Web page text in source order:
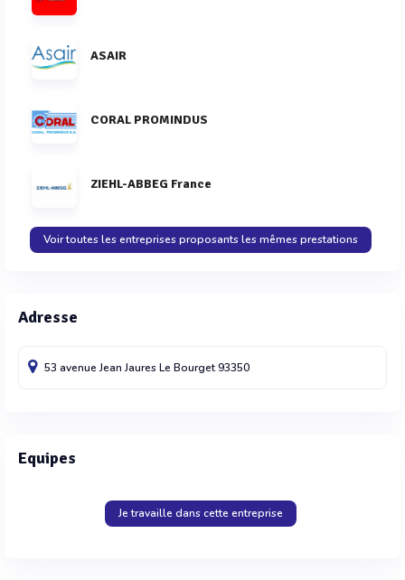
ASAIR
CORAL PROMINDUS
ZIEHL-ABBEG France
Voir toutes les entreprises proposants les mêmes prestations
Adresse
53 avenue Jean JauresLe Bourget93350
Equipes
Je travaille dans cette entreprise